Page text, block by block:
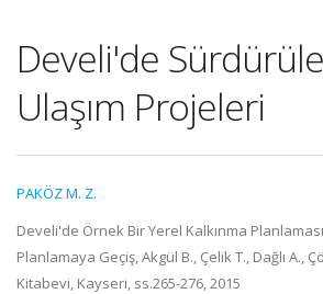
Develi'de
Ulaşım Projeleri
PAKÖZ M. Z.
Develi'de Örnek Bir Yerel Kalkınma
Planlamaya Geçiş, Akgül B., Çelik T., Dağlı A.,
Kitabevi, Kayseri, ss.265-276, 2015